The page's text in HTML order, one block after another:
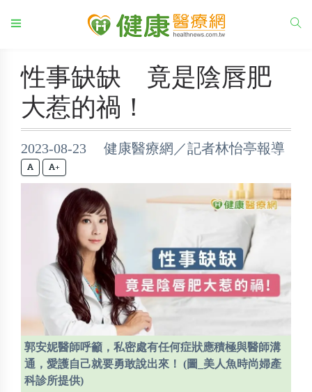
性事缺缺 竟是陰唇肥
大惹的禍！
2023-08-23 健康醫療網／記者林怡亭報導
+
郭安妮醫師呼籲，私密處有任何症狀應積極與醫師溝
通，愛護自己就要勇敢說出來！ (圖_美人魚時尚婦產
科診所提供)